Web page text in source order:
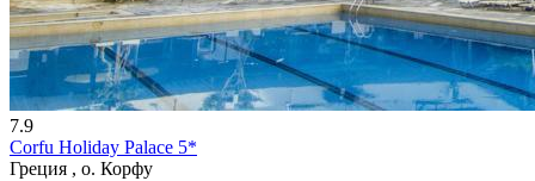
7.9
Corfu Holiday Palace 5*
Греция , о. Корфу